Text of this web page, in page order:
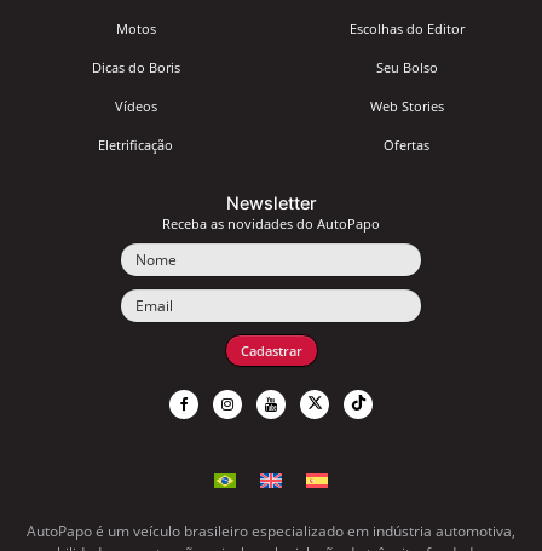
Motos
Dicas do Boris
Vídeos
Eletrificação
Escolhas do Editor
Seu Bolso
Web Stories
Ofertas
Newsletter
Receba as novidades do AutoPapo
Cadastrar
AutoPapo é um veículo brasileiro especializado em indústria automotiva,